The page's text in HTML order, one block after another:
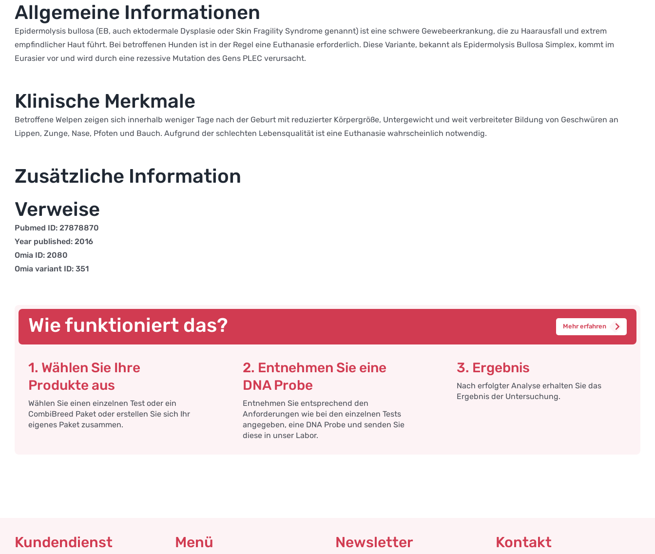
Allgemeine Informationen
Epidermolysis bullosa (EB, auch ektodermale Dysplasie oder Skin Fragility Syndrome genannt) ist eine schwere Gewebeerkrankung, die zu Haarausfall und extrem
empfindlicher Haut führt. Bei betroffenen Hunden ist in der Regel eine Euthanasie erforderlich. Diese Variante, bekannt als Epidermolysis Bullosa Simplex, kommt im
Eurasier vor und wird durch eine rezessive Mutation des Gens PLEC verursacht.
Klinische Merkmale
Betroffene Welpen zeigen sich innerhalb weniger Tage nach der Geburt mit reduzierter Körpergröße, Untergewicht und weit verbreiteter Bildung von Geschwüren an
Lippen, Zunge, Nase, Pfoten und Bauch. Aufgrund der schlechten Lebensqualität ist eine Euthanasie wahrscheinlich notwendig.
Zusätzliche Information
Verweise
Pubmed ID: 27878870
Year published: 2016
Omia ID: 2080
Omia variant ID: 351
Wie funktioniert das? Mehr erfahren
1. Wählen Sie Ihre
Produkte aus
Wählen Sie einen einzelnen Test oder ein
CombiBreed Paket oder erstellen Sie sich Ihr
eigenes Paket zusammen.
2. Entnehmen Sie eine
DNA Probe
Entnehmen Sie entsprechend den
Anforderungen wie bei den einzelnen Tests
angegeben, eine DNA Probe und senden Sie
diese in unser Labor.
3. Ergebnis
Nach erfolgter Analyse erhalten Sie das
Ergebnis der Untersuchung.
Kundendienst Menü Newsletter Kontakt